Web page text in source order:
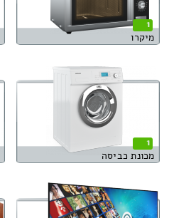
1
מיקרו
1
מכונת כביסה